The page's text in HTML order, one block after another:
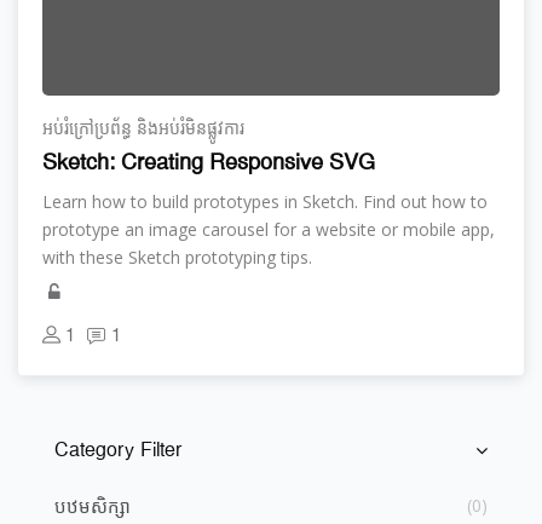
អប់រំ​ក្រៅ​ប្រព័ន្ធ និង​​អប់រំ​មិន​ផ្លូវ​ការ
Sketch: Creating Responsive SVG
Learn how to build prototypes in Sketch. Find out how to
prototype an image carousel for a website or mobile app,
with these Sketch prototyping tips.
1 1
រំលង [Cocoon] Course Categories List
Category Filter
បឋមសិក្សា (0)